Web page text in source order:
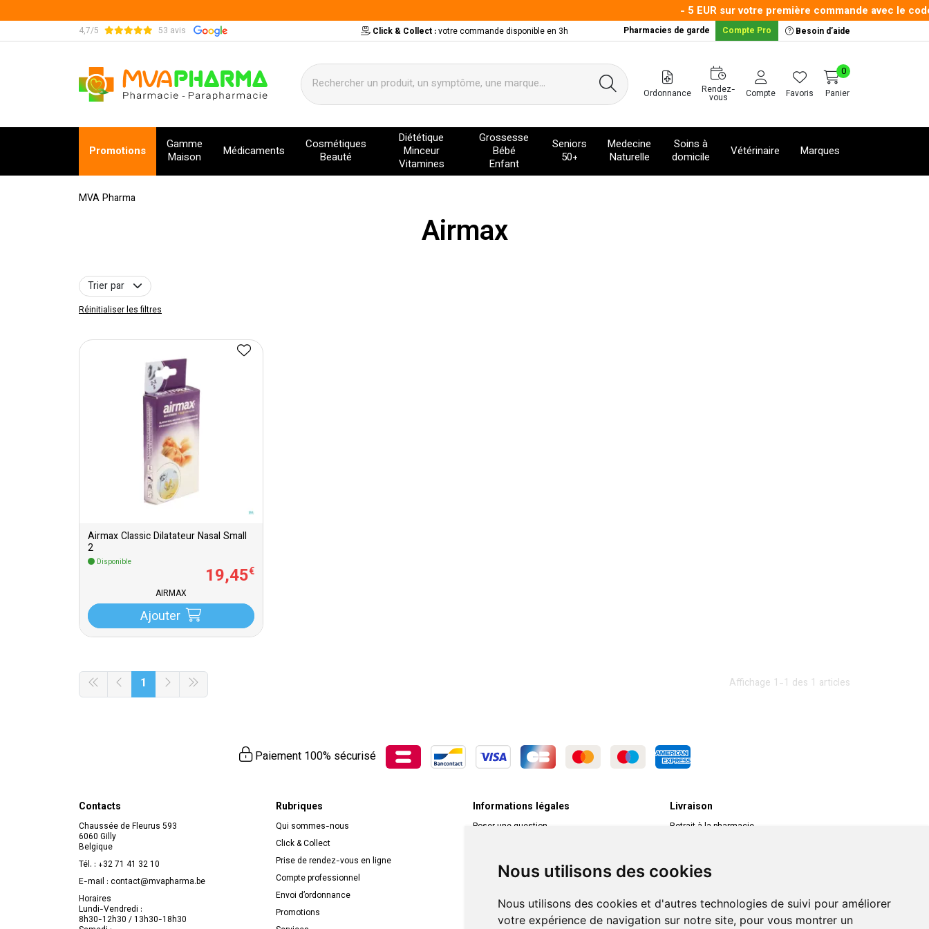
Nous utilisons des cookies
Nous utilisons des cookies et d'autres technologies de suivi pour améliorer
votre expérience de navigation sur notre site, pour vous montrer un
- 5 EUR sur votre première commande avec le
4,7/5 53 avis Click & Collect :votre commande disponible en 3h Pharmacies de garde Compte Pro Besoin d’aide
MVA Pharma Votre pharmacie en ligne à votre service Ordonnance Rendez-
vous Compte Favoris Panier
0
Promotions
Gamme
Maison
Médicaments
Cosmétiques
Beauté
Diététique
Minceur
Vitamines
Grossesse
Bébé
Enfant
Seniors
50+
Medecine
Naturelle
Soins à
domicile
Vétérinaire Marques
MVA Pharma
Airmax
Trier par
Réinitialiser les filtres
Airmax Classic Dilatateur Nasal Small
2
Disponible
19,45€
AIRMAX
Ajouter
Affichage 1-1 des 1 articles
1
Paiement 100% sécurisé
Contacts
Chaussée de Fleurus 593
6060 Gilly
Belgique
Tél. : +32 71 41 32 10
E-mail : contact@mvapharma.be
Horaires
Lundi-Vendredi :
8h30-12h30 / 13h30-18h30
Rubriques
Qui sommes-nous
Click & Collect
Prise de rendez-vous en ligne
Compte professionnel
Envoi d’ordonnance
Promotions
Informations légales
Poser une question
Livraison
Retrait à la pharmacie
Livraison dans un Point Relais